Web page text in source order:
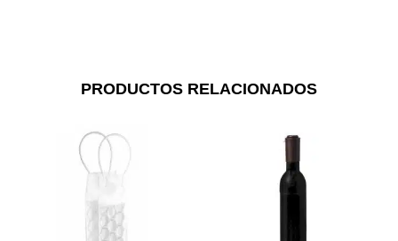
PRODUCTOS RELACIONADOS